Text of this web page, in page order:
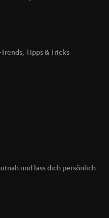
Tipps & Tricks
und lass dich persönlich